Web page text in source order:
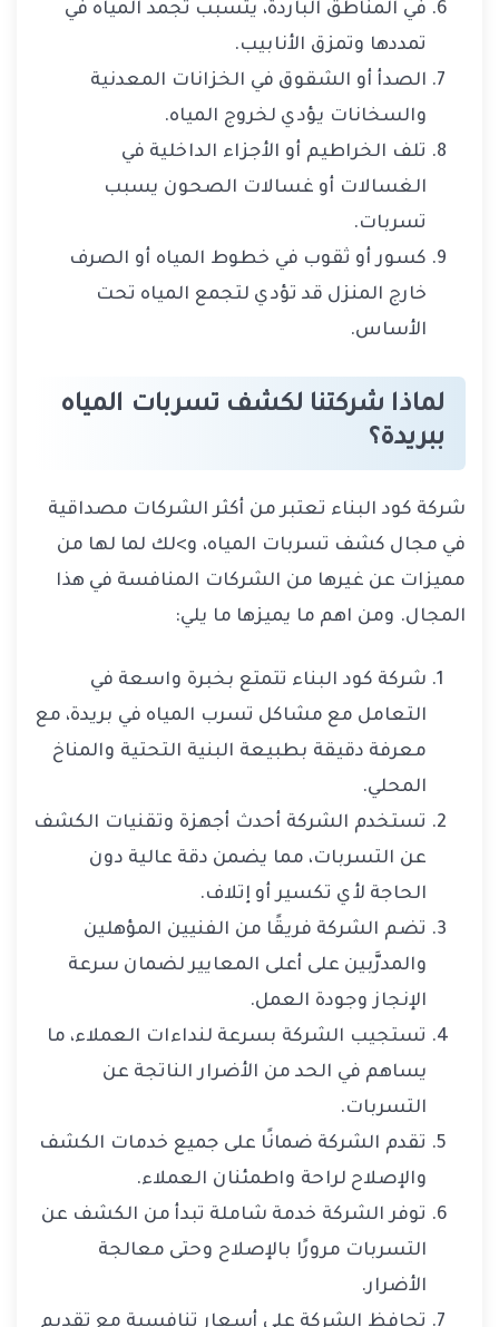
في المناطق الباردة، يتسبب تجمد المياه في
تمددها وتمزق الأنابيب.
الصدأ أو الشقوق في الخزانات المعدنية
والسخانات يؤدي لخروج المياه.
تلف الخراطيم أو الأجزاء الداخلية في
الغسالات أو غسالات الصحون يسبب
تسربات.
كسور أو ثقوب في خطوط المياه أو الصرف
خارج المنزل قد تؤدي لتجمع المياه تحت
الأساس.
لماذا شركتنا لكشف تسربات المياه
ببريدة؟
شركة كود البناء تعتبر من أكثر الشركات مصداقية
في مجال كشف تسربات المياه، و>لك لما لها من
مميزات عن غيرها من الشركات المنافسة في هذا
المجال. ومن اهم ما يميزها ما يلي:
شركة كود البناء تتمتع بخبرة واسعة في
التعامل مع مشاكل تسرب المياه في بريدة، مع
معرفة دقيقة بطبيعة البنية التحتية والمناخ
المحلي.
تستخدم الشركة أحدث أجهزة وتقنيات الكشف
عن التسربات، مما يضمن دقة عالية دون
الحاجة لأي تكسير أو إتلاف.
تضم الشركة فريقًا من الفنيين المؤهلين
والمدرَّبين على أعلى المعايير لضمان سرعة
الإنجاز وجودة العمل.
تستجيب الشركة بسرعة لنداءات العملاء، ما
يساهم في الحد من الأضرار الناتجة عن
التسربات.
تقدم الشركة ضمانًا على جميع خدمات الكشف
والإصلاح لراحة واطمئنان العملاء.
توفر الشركة خدمة شاملة تبدأ من الكشف عن
التسربات مرورًا بالإصلاح وحتى معالجة
الأضرار.
تحافظ الشركة على أسعار تنافسية مع تقديم